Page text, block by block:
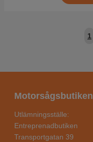
1
Motorsågsbutiken
Utlämningsställe:
Entreprenadbutiken
Transportgatan 39